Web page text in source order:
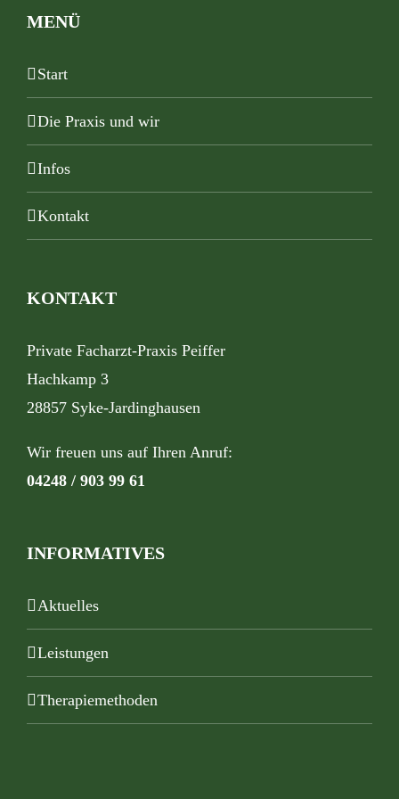
MENÜ
Start
Die Praxis und wir
Infos
Kontakt
KONTAKT
Private Facharzt-Praxis Peiffer
Hachkamp 3
28857 Syke-Jardinghausen
Wir freuen uns auf Ihren Anruf:
04248 / 903 99 61
INFORMATIVES
Aktuelles
Leistungen
Therapiemethoden